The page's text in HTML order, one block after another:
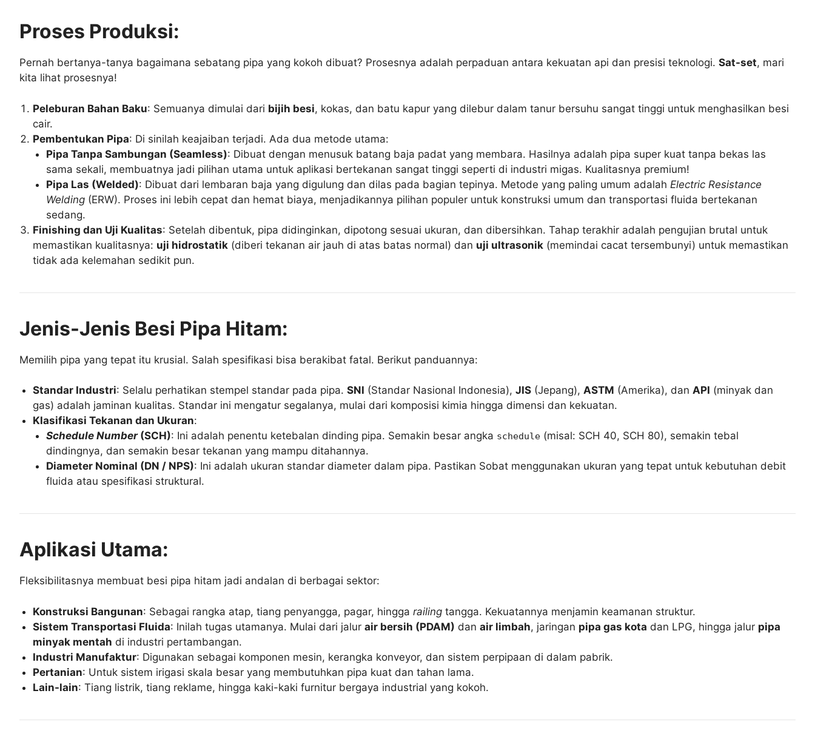
Proses Produksi:
Pernah bertanya-tanya bagaimana sebatang pipa yang kokoh dibuat? Prosesnya adalah perpaduan antara kekuatan api dan presisi teknologi. Sat-set, mari
kita lihat prosesnya!
Peleburan Bahan Baku: Semuanya dimulai dari bijih besi, kokas, dan batu kapur yang dilebur dalam tanur bersuhu sangat tinggi untuk menghasilkan besi
cair.
Pembentukan Pipa: Di sinilah keajaiban terjadi. Ada dua metode utama:
Pipa Tanpa Sambungan (Seamless): Dibuat dengan menusuk batang baja padat yang membara. Hasilnya adalah pipa super kuat tanpa bekas las
sama sekali, membuatnya jadi pilihan utama untuk aplikasi bertekanan sangat tinggi seperti di industri migas. Kualitasnya premium!
Pipa Las (Welded): Dibuat dari lembaran baja yang digulung dan dilas pada bagian tepinya. Metode yang paling umum adalah Electric Resistance
Welding (ERW). Proses ini lebih cepat dan hemat biaya, menjadikannya pilihan populer untuk konstruksi umum dan transportasi fluida bertekanan
sedang.
Finishing dan Uji Kualitas: Setelah dibentuk, pipa didinginkan, dipotong sesuai ukuran, dan dibersihkan. Tahap terakhir adalah pengujian brutal untuk
memastikan kualitasnya: uji hidrostatik (diberi tekanan air jauh di atas batas normal) dan uji ultrasonik (memindai cacat tersembunyi) untuk memastikan
tidak ada kelemahan sedikit pun.
Jenis-Jenis Besi Pipa Hitam:
Memilih pipa yang tepat itu krusial. Salah spesifikasi bisa berakibat fatal. Berikut panduannya:
Standar Industri: Selalu perhatikan stempel standar pada pipa.SNI (Standar Nasional Indonesia),JIS (Jepang),ASTM (Amerika), danAPI (minyak dan
gas) adalah jaminan kualitas. Standar ini mengatur segalanya, mulai dari komposisi kimia hingga dimensi dan kekuatan.
Klasifikasi Tekanan dan Ukuran:
Schedule Number(SCH): Ini adalah penentu ketebalan dinding pipa. Semakin besar angka schedule (misal: SCH 40, SCH 80), semakin tebal
dindingnya, dan semakin besar tekanan yang mampu ditahannya.
Diameter Nominal (DN / NPS): Ini adalah ukuran standar diameter dalam pipa. Pastikan Sobat menggunakan ukuran yang tepat untuk kebutuhan debit
fluida atau spesifikasi struktural.
Aplikasi Utama:
Fleksibilitasnya membuat besi pipa hitam jadi andalan di berbagai sektor:
Konstruksi Bangunan: Sebagai rangka atap, tiang penyangga, pagar, hinggarailing tangga. Kekuatannya menjamin keamanan struktur.
Sistem Transportasi Fluida: Inilah tugas utamanya. Mulai dari jalurair bersih (PDAM) danair limbah, jaringan pipa gas kota dan LPG, hingga jalur pipa
minyak mentah di industri pertambangan.
Industri Manufaktur: Digunakan sebagai komponen mesin, kerangka konveyor, dan sistem perpipaan di dalam pabrik.
Pertanian: Untuk sistem irigasi skala besar yang membutuhkan pipa kuat dan tahan lama.
Lain-lain: Tiang listrik, tiang reklame, hingga kaki-kaki furnitur bergaya industrial yang kokoh.